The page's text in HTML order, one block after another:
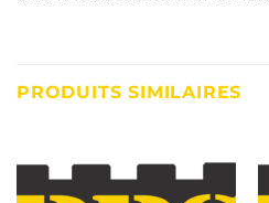
PRODUITS SIMILAIRES